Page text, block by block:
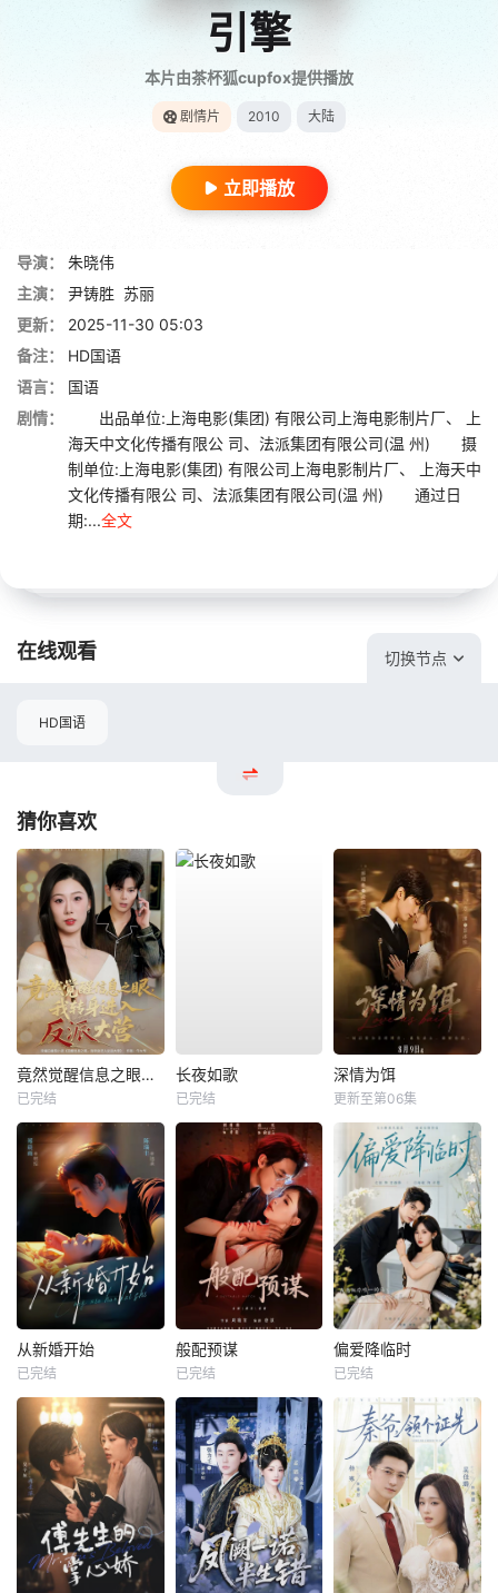
引擎
本片由茶杯狐cupfox提供播放
剧情片 2010 大陆
立即播放
导演：
朱晓伟
主演：
尹铸胜 苏丽
更新：
2025-11-30 05:03
备注：
HD国语
语言：
国语
剧情：
出品单位:上海电影(集团) 有限公司上海电影制片厂、 上
海天中文化传播有限公 司、法派集团有限公司(温 州) 摄
制单位:上海电影(集团) 有限公司上海电影制片厂、 上海天中
文化传播有限公 司、法派集团有限公司(温 州) 通过日
期:...全文
在线观看 切换节点
HD国语
猜你喜欢
竟然觉醒信息之眼，我转身进入反派大营
已完结
长夜如歌
已完结
深情为饵
更新至第06集
从新婚开始
已完结
般配预谋
已完结
偏爱降临时
已完结